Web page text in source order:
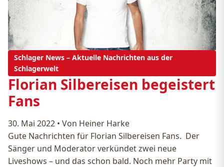
Schlager News – Aktuelle Nachrichten aus der
Schlagerwelt
Florian Silbereisen begeistert
Fans
30. Mai 2022 • Von Heiner Harke
Gute Nachrichten für Florian Silbereisen Fans. Der
Sänger und Moderator verkündet zwei neue
Liveshows – und das schon bald. Noch mehr Party mit